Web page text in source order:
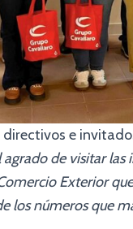
e
de visitar
Exterior
los números que